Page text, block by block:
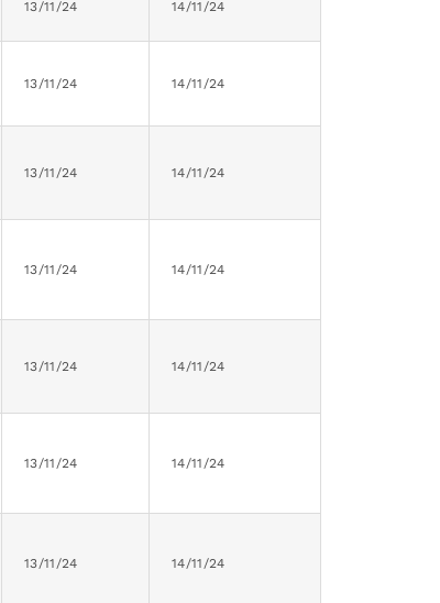
13/11/24 14/11/24
13/11/24 14/11/24
13/11/24 14/11/24
13/11/24 14/11/24
13/11/24 14/11/24
13/11/24 14/11/24
13/11/24 14/11/24